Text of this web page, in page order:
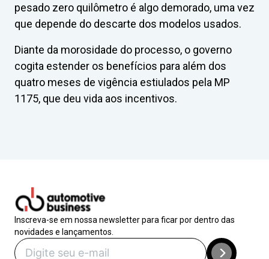
pesado zero quilômetro é algo demorado, uma vez
que depende do descarte dos modelos usados.
Diante da morosidade do processo, o governo
cogita estender os benefícios para além dos
quatro meses de vigência estiulados pela MP
1175, que deu vida aos incentivos.
Inscreva-se em nossa newsletter para ficar por dentro das
novidades e lançamentos.